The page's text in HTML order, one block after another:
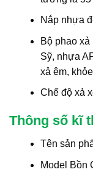
Nắp nhựa
Bộ phao
Sỹ, nhựa
xả êm,
Chế độ xả
Thông số kĩ
Tên sản
Model Bồn